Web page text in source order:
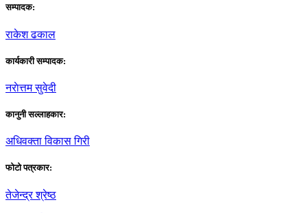
सम्पादक:
राकेश ढकाल
कार्यकारी सम्पादक:
नराेत्तम सुवेदी
कानुनी सल्लाहकार:
अधिवक्ता विकास गिरी
फाेटाे पत्रकार:
तेजेन्द्र श्रेष्ठ